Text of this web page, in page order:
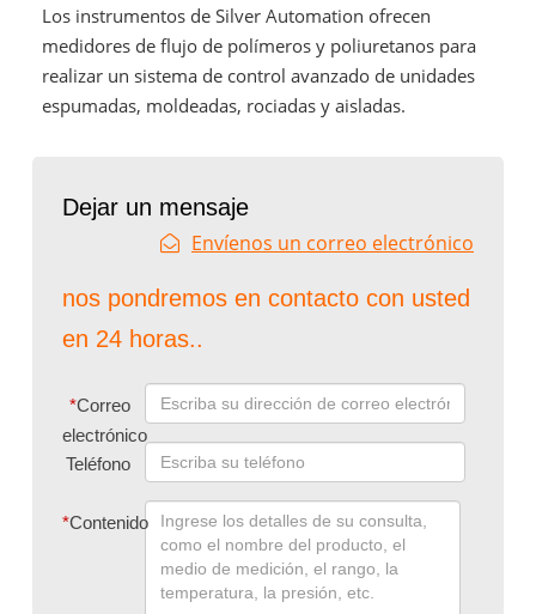
Los instrumentos de Silver Automation ofrecen
medidores de flujo de polímeros y poliuretanos para
realizar un sistema de control avanzado de unidades
espumadas, moldeadas, rociadas y aisladas.
Dejar un mensaje
Envíenos un correo electrónico
nos pondremos en contacto con usted
en 24 horas..
*Correo
electrónico
Teléfono
*Contenido